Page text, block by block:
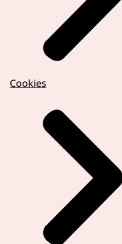
Cookies